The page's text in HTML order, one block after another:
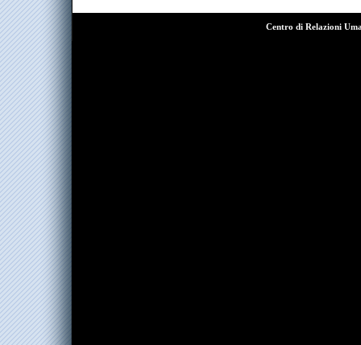
Centro di Relazioni